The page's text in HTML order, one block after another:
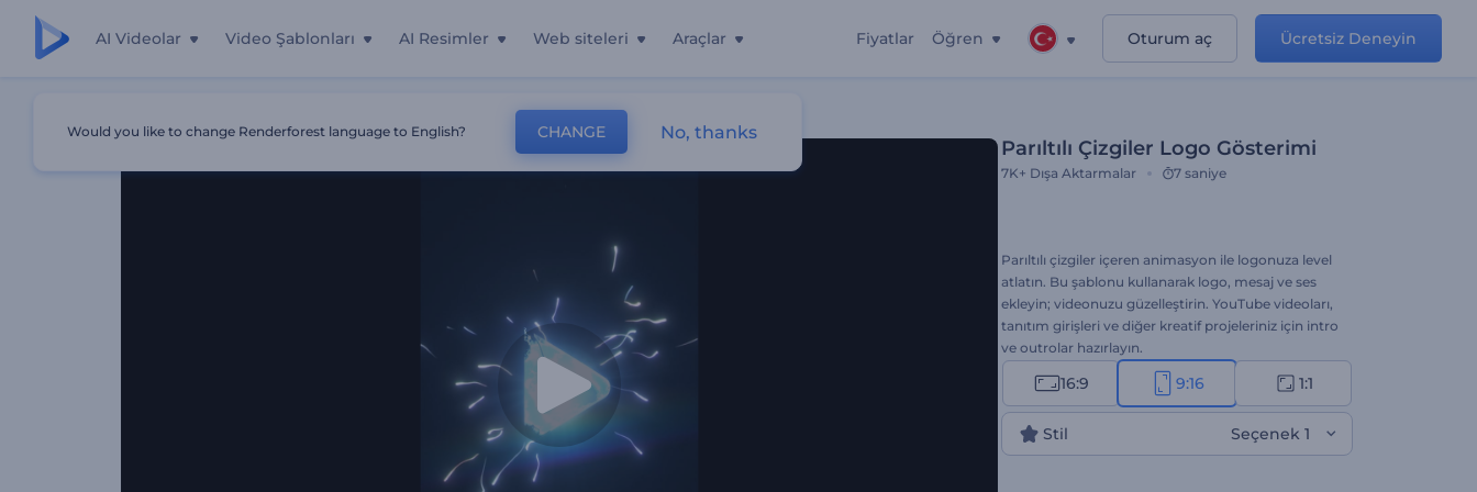
AI Videolar Video Şablonları AI Resimler Web siteleri Araçlar Fiyatlar Öğren Oturum aç Ücretsiz Deneyin
Parıltılı Çizgiler Logo Gösterimi
7K+ Dışa Aktarmalar 7 saniye
Parıltılı çizgiler içeren animasyon ile logonuza level
atlatın. Bu şablonu kullanarak logo, mesaj ve ses
ekleyin; videonuzu güzelleştirin. YouTube videoları,
tanıtım girişleri ve diğer kreatif projeleriniz için intro
ve outrolar hazırlayın.
16:9 9:16 1:1
Stil Seçenek 1
Would you like to change Renderforest language to English? CHANGE No, thanks